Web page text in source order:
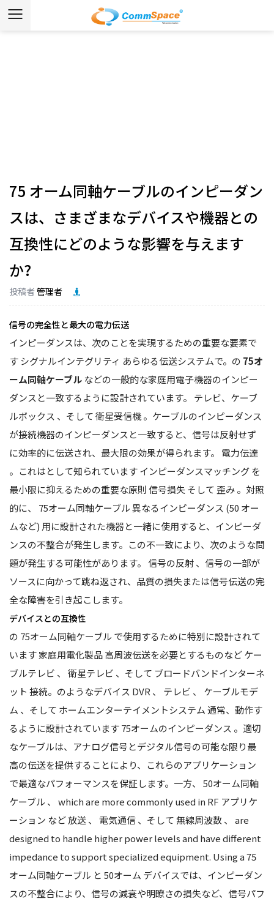
75 オーム同軸ケーブルのインピーダン
スは、さまざまなデバイスや機器との
互換性にどのような影響を与えます
か?
投稿者 管理者
信号の完全性と最大の電力伝送
インピーダンスは、次のことを実現するための重要な要素で
すシグナルインテグリティ あらゆる伝送システムで。の 75オ
ーム同軸ケーブル などの一般的な家庭用電子機器のインピー
ダンスと一致するように設計されています。 テレビ、ケーブ
ルボックス 、そして衛星受信機。ケーブルのインピーダンス
が接続機器のインピーダンスと一致すると、信号は反射せず
に効率的に伝送され、最大限の効果が得られます。 電力伝達
。これはとして知られていますインピーダンスマッチングを
最小限に抑えるための重要な原則信号損失そして 歪み。対照
的に、 75オーム同軸ケーブル異なるインピーダンス (50 オー
ムなど) 用に設計された機器と一緒に使用すると、インピーダ
ンスの不整合が発生します。この不一致により、次のような問
題が発生する可能性があります。 信号の反射、信号の一部が
ソースに向かって跳ね返され、品質の損失または信号伝送の完
全な障害を引き起こします。
デバイスとの互換性
の 75オーム同軸ケーブル で使用するために特別に設計されて
います家庭用電化製品高周波伝送を必要とするものなどケー
ブルテレビ 、 衛星テレビ 、そして ブロードバンドインターネ
ット 接続。のようなデバイス DVR 、 テレビ 、 ケーブルモデ
ム 、そして ホームエンターテイメントシステム通常、動作す
るように設計されています75オームのインピーダンス 。適切
なケーブルは、アナログ信号とデジタル信号の可能な限り最
高の伝送を提供することにより、これらのアプリケーション
で最適なパフォーマンスを保証します。一方、 50オーム同軸
ケーブル 、 which are more commonly used in RF アプリケ
ーション など放送、 電気通信、そして無線周波数、 are
designed to handle higher power levels and have different
impedance to support specialized equipment. Using a75
オーム同軸ケーブル と 50オーム デバイスでは、インピーダン
スの不整合により、信号の減衰や明瞭さの損失など、信号パフ